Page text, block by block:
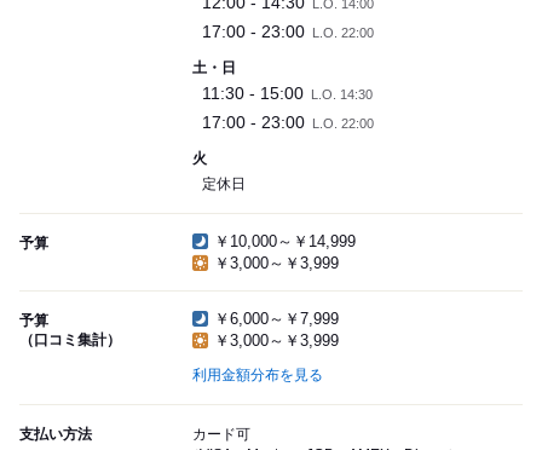
L.O. 14:00
17:00 - 23:00 L.O. 22:00
土・日
11:30 - 15:00 L.O. 14:30
17:00 - 23:00 L.O. 22:00
火
定休日
予算
￥10,000～￥14,999
￥3,000～￥3,999
予算
（口コミ集計）
￥6,000～￥7,999
￥3,000～￥3,999
利用金額分布を見る
支払い方法
カード可